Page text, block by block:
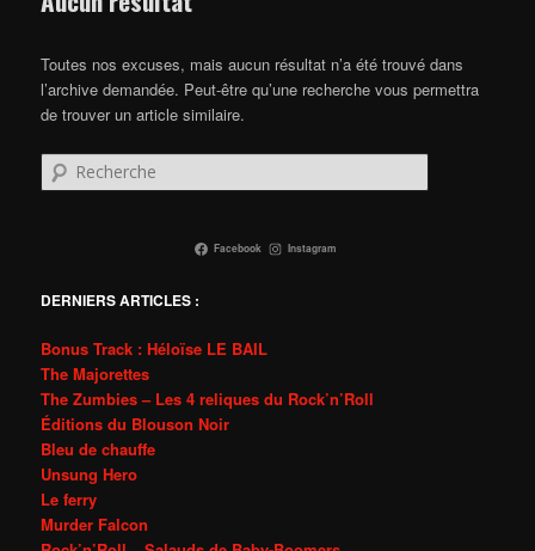
Toutes nos excuses, mais aucun résultat n’a été trouvé dans
l’archive demandée. Peut-être qu’une recherche vous permettra
de trouver un article similaire.
Recherche
Facebook Instagram
DERNIERS ARTICLES :
Bonus Track : Héloïse LE BAIL
The Majorettes
The Zumbies – Les 4 reliques du Rock’n’Roll
Éditions du Blouson Noir
Bleu de chauffe
Unsung Hero
Le ferry
Murder Falcon